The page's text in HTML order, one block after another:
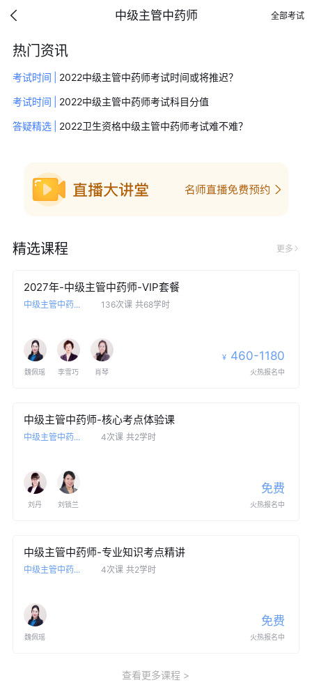
中级主管中药师 全部考试
热门资讯
考试时间 2022中级主管中药师考试时间或将推迟？
考试时间 2022中级主管中药师考试科目分值
答疑精选 2022卫生资格中级主管中药师考试难不难？
精选课程 更多
2027年-中级主管中药师-VIP套餐
中级主管中药... 136次课 共68学时
魏佩瑶 李雪巧 肖琴
¥ 460-1180
火热报名中
中级主管中药师-核心考点体验课
中级主管中药... 4次课 共2学时
刘丹 刘锁兰
免费
火热报名中
中级主管中药师-专业知识考点精讲
中级主管中药... 4次课 共2学时
魏佩瑶
免费
火热报名中
查看更多课程